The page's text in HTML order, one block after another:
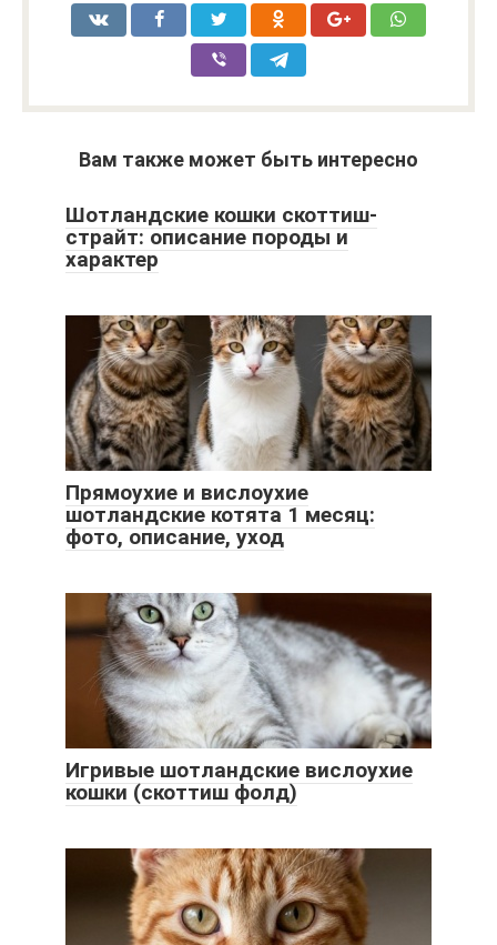
Вам также может быть интересно
Шотландские кошки скоттиш-
страйт: описание породы и
характер
Прямоухие и вислоухие
шотландские котята 1 месяц:
фото, описание, уход
Игривые шотландские вислоухие
кошки (скоттиш фолд)